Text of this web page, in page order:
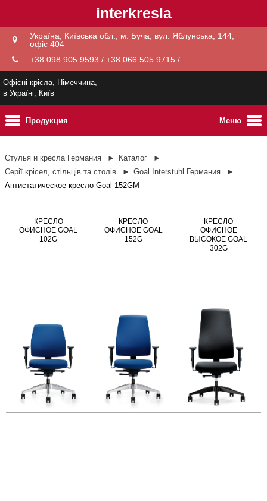
interkresla
Україна, Київська обл., м. Буча, вул. Яблунська, 144,
офіс 404
+38 098 905 9593 / +38 066 505 9715 /
Офісні крісла, Німеччина,
в Україні, Київ
Меню
Продукция
Стулья и кресла Германия
Каталог
Серії крісел, стільців та столів
Goal Interstuhl Германия
Антистатическое кресло Goal 152GM
КРЕСЛО
ОФИСНОЕ GOAL
102G
КРЕСЛО
ОФИСНОЕ GOAL
152G
КРЕСЛО
ОФИСНОЕ
ВЫСОКОЕ GOAL
302G